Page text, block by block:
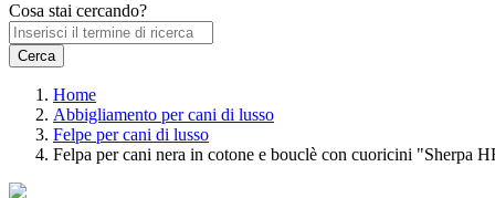
Cosa stai cercando?
Home
Abbigliamento per cani di lusso
Felpe per cani di lusso
Felpa per cani nera in cotone e bouclè con cuoricini "Sherpa